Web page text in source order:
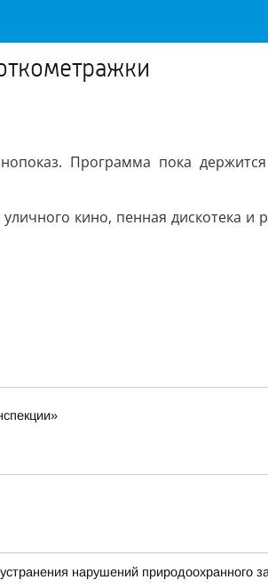
Программа пока
кино, пенная дискотека и
нарушений природоохранного